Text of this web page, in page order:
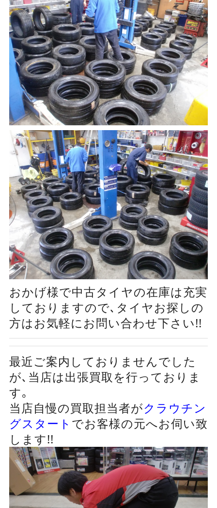
おかげ様で中古タイヤの在庫は充実
しておりますので､タイヤお探しの
方はお気軽にお問い合わせ下さい!!
最近ご案内しておりませんでした
が､当店は出張買取を行っておりま
す｡
当店自慢の買取担当者がクラウチン
グスタート でお客様の元へお伺い致
します!!